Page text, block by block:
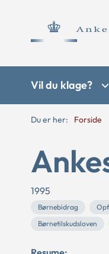
Vil du klage?
Du er her: Forside
1995
Børnebidrag
Børnetilskudsloven